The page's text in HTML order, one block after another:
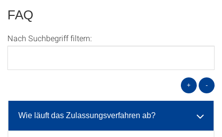
FAQ
Nach Suchbegriff filtern:
+ -
Wie läuft das Zulassungsverfahren ab?